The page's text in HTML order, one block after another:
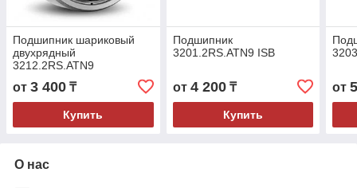
Подшипник шариковый
двухрядный
3212.2RS.ATN9
60x110x36,5
от 3 400 ₸
Купить
Подшипник
3201.2RS.ATN9 ISB
от 4 200₸
Купить
от
О нас